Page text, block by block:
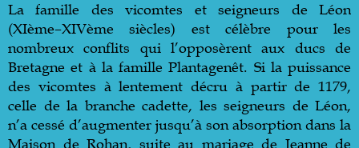
La famille des vicomtes et seigneurs de Léon
(XIème–XIVème siècles) est célèbre pour les
nombreux conflits qui l’opposèrent aux ducs de
Bretagne et à la famille Plantagenêt. Si la puissance
des vicomtes à lentement décru à partir de 1179,
celle de la branche cadette, les seigneurs de Léon,
n’a cessé d’augmenter jusqu’à son absorption dans la
Maison de Rohan, suite au mariage de Jeanne de